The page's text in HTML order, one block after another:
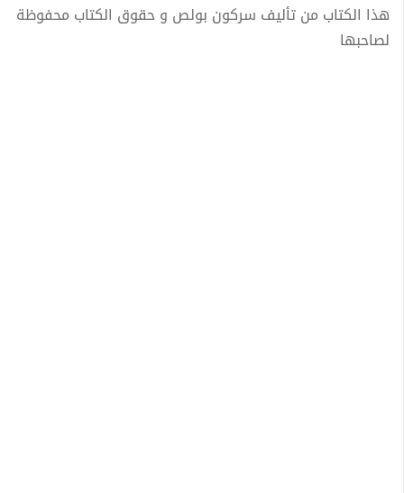
هذا الكتاب من تأليف سركون بولص و حقوق الكتاب محفوظة
لصاحبها